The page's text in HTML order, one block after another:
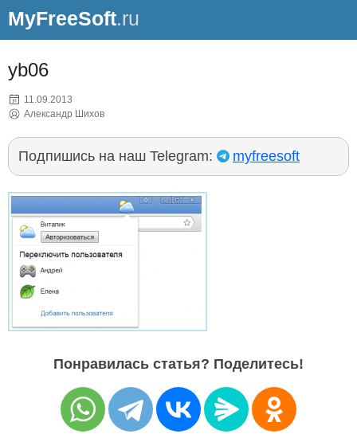
MyFreeSoft.ru
yb06
11.09.2013
Александр Шихов
Подпишись на наш Telegram: myfreesoft
Понравилась статья? Поделитесь!